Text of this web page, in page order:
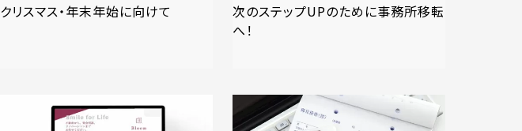
クリスマス・年末年始に向けて
次のステップUPのために事務所移転
へ！